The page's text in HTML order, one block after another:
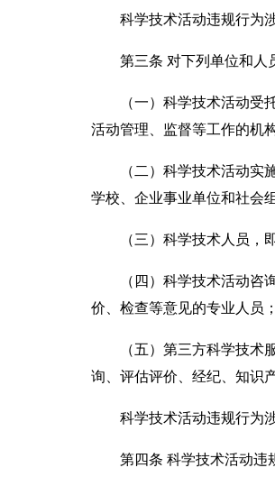
科学技术活动违规行为涉
第三条 对下列单位和人员
（一）科学技术活动受托
活动管理、监督等工作的机
（二）科学技术活动实施
学校、企业事业单位和社会
（三）科学技术人员，即
（四）科学技术活动咨询
价、检查等意见的专业人员；
（五）第三方科学技术服
询、评估评价、经纪、知识
科学技术活动违规行为涉
第四条 科学技术活动违规